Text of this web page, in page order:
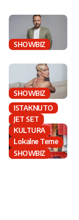
SHOWBIZ
SHOWBIZ
ISTAKNUTO
JET SET
KULTURA
Lokalne Teme
SHOWBIZ